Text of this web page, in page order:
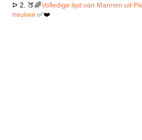
ᐅ 2. 🍑🌈Volledige lijst van Mannen uit
neuken ✅❤️